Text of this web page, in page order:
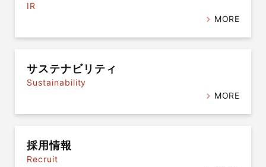
IR
MORE
サステナビリティ
Sustainability
MORE
採用情報
Recruit